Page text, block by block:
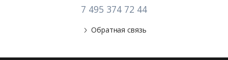
7 495 374 72 44
Обратная связь